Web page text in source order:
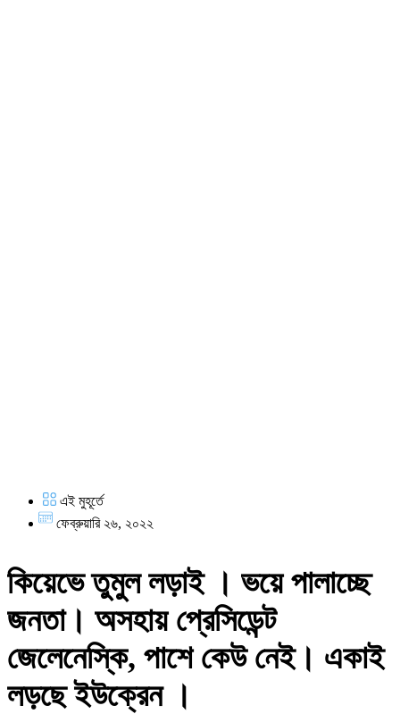
এই মুহূর্তে
ফেব্রুয়ারি ২৬, ২০২২
কিয়েভে তুমুল লড়াই । ভয়ে পালাচ্ছে
জনতা। অসহায় প্রেসিডেন্ট
জেলেনেস্কি, পাশে কেউ নেই। একাই
লড়ছে ইউক্রেন ।